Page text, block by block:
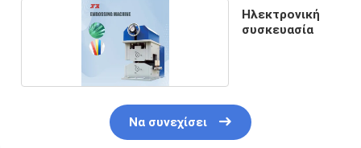
Ηλεκτρονική
συσκευασία
Να συνεχίσει